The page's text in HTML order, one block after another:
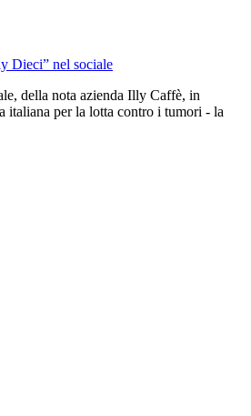
Dieci” nel sociale
della nota azienda Illy Caffè, in
italiana per la lotta contro i tumori - la